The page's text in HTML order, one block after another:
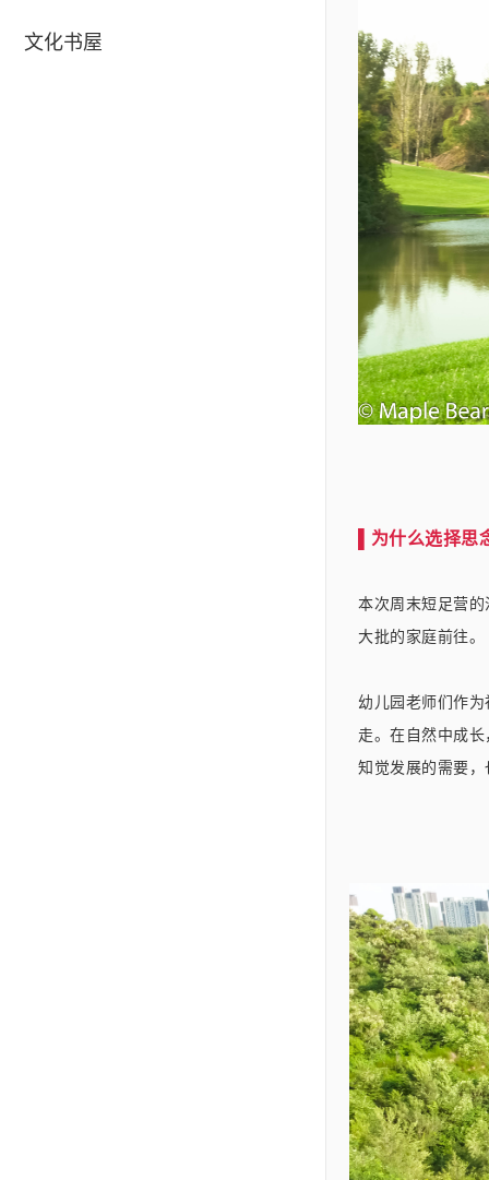
文化书屋
▌为什么选择思
本次周末短足营
大批的家庭前往。
幼儿园老师们作
走。在 自然中成
知觉发展的需要，